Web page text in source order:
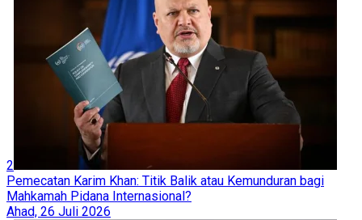
2
Pemecatan Karim Khan: Titik Balik atau Kemunduran bagi
Mahkamah Pidana Internasional?
Ahad, 26 Juli 2026